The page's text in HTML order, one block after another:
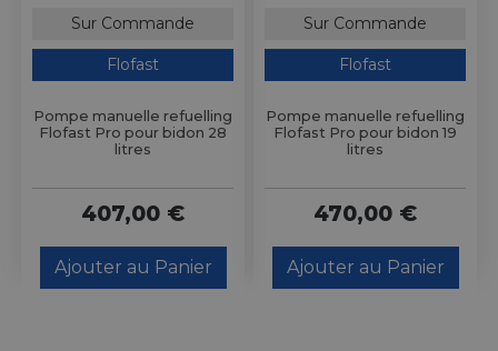
Sur Commande
Flofast
Pompe manuelle refuelling
Flofast Pro pour bidon 28
litres
407,00 €
Ajouter au Panier
Sur Commande
Flofast
Pompe manuelle refuelling
Flofast Pro pour bidon 19
litres
470,00 €
Ajouter au Panier